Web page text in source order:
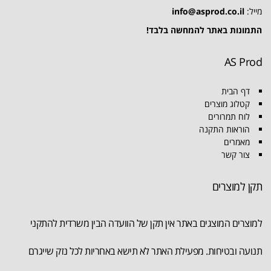
מייל: info@asprod.co.il
התמונות באתר להמחשה בלבד!
AS Prod
דף הבית
קטלוג מוצרים
לוח תמרורים
הוראות התקנה
מאמרים
צור קשר
תקן למוצרים
למוצרים המוצגים באתר אין תקן של הוועדה הבין משרדית להתקני
תנועה ובטיחות. מפעילת האתר לא תישא באחריות לכל נזק שייגרם